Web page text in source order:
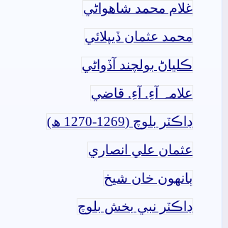
غلام محمد شاھواڻي
محمد عثمان ڏيپلائي
ڪلياڻ بولچند آڏواڻي
علامہ آءِ. آءِ. قاضي
ڊاڪٽر بلوچ (1269-1270 ھ)
عثمان علي انصاري
ٻانهون خان شيخ
ڊاڪٽر نبي بخش بلوچ